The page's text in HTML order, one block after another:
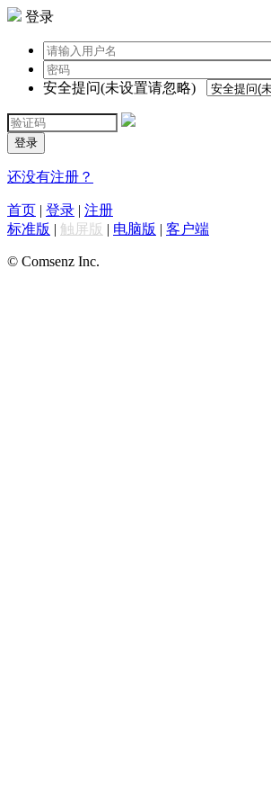
登录
安全提问(未设置请忽略)
登录
还没有注册？
首页 | 登录 | 注册
标准版 | 触屏版 | 电脑版 | 客户端
© Comsenz Inc.